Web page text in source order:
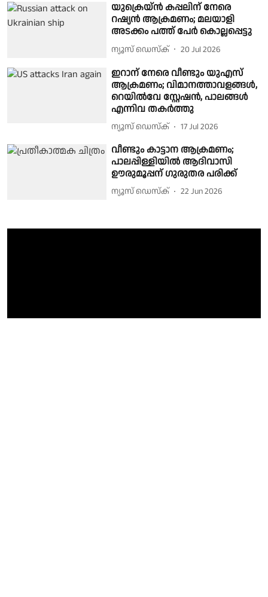
യുക്രെയ്ന്‍ കപ്പലിന് നേരെ
റഷ്യന്‍ ആക്രമണം; മലയാളി
അടക്കം പത്ത് പേർ കൊല്ലപ്പെട്ടു
ന്യൂസ് ഡെസ്ക് 20 Jul 2026
ഇറാന് നേരെ വീണ്ടും യുഎസ്
ആക്രമണം; വിമാനത്താവളങ്ങൾ,
റെയിൽവേ സ്റ്റേഷൻ, പാലങ്ങൾ
എന്നിവ തകർത്തു
ന്യൂസ് ഡെസ്ക് 17 Jul 2026
വീണ്ടും കാട്ടാന ആക്രമണം;
പാലപ്പിള്ളിയിൽ ആദിവാസി
ഊരുമൂപ്പന് ഗുരുതര പരിക്ക്
ന്യൂസ് ഡെസ്ക് 22 Jun 2026